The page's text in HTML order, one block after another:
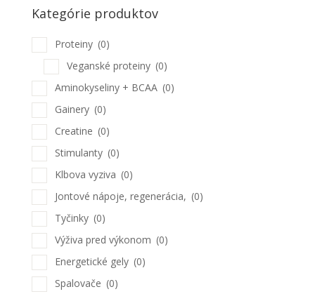
Kategórie produktov
Proteiny (0)
Veganské proteiny (0)
Aminokyseliny + BCAA (0)
Gainery (0)
Creatine (0)
Stimulanty (0)
Klbova vyziva (0)
Jontové nápoje, regenerácia, (0)
Tyčinky (0)
Výživa pred výkonom (0)
Energetické gely (0)
Spalovače (0)